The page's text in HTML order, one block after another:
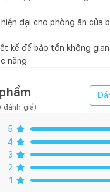
đại cho phòng ăn của
kế để bảo tồn không
năng.
đánh giá)
5
4
3
2
1